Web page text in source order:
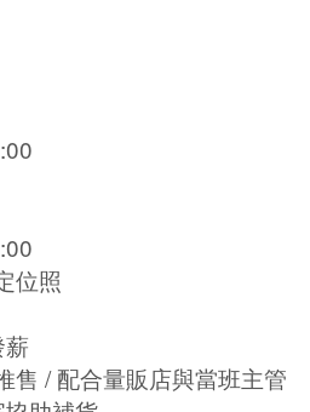
位照
售 / 配合量販店與當班主管